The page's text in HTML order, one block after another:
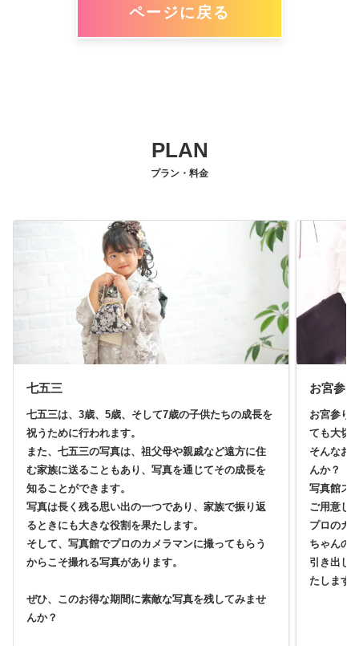
ページに戻る
PLAN
プラン・料金
七五三
七五三は、3歳、5歳、そして7歳の子供たちの成長を
祝うために行われます。
また、七五三の写真は、祖父母や親戚など遠方に住
む家族に送ることもあり、写真を通じてその成長を
知ることができます。
写真は長く残る思い出の一つであり、家族で振り返
るときにも大きな役割を果たします。
そして、写真館でプロのカメラマンに撮ってもらう
からこそ撮れる写真があります。
ぜひ、このお得な期間に素敵な写真を残してみませ
んか？
お宮参り
お宮参り
ても大切
そんなお
んか？
写真館ス
ご用意し
プロのカ
ちゃんの
引き出し
たします